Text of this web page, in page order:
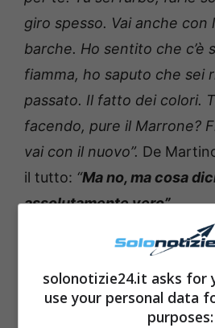
giro spesso. Vai anche con
barche. Ho sentito che c’è
fiamma, ho saputo che sei
passato. Il fatto dei colori.
facendo, pure il Marrone?
vai con il nuovo”. De
il tutto: “Ma no, ma cosa
assolutamente vero”.
Leggi anche ——>Zorzi, il
a letto con Tommaso
Il Video
solonotizie24.it asks for
use your personal data
purposes: